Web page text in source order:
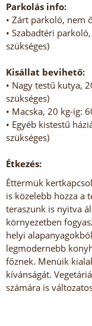
Parkolás info:
• Zárt parkoló, nem
• Szabadtéri
szükséges)
Kisállat bevihető:
• Nagy testű kutya,
szükséges)
• Macska, 20 kg-ig:
• Egyéb kistestű
szükséges)
Étkezés:
Éttermük
is közelebb hozza a
teraszunk is nyitva
környezetben
helyi
legmodernebb
főznek. Menüik
kívánságát.
számára is